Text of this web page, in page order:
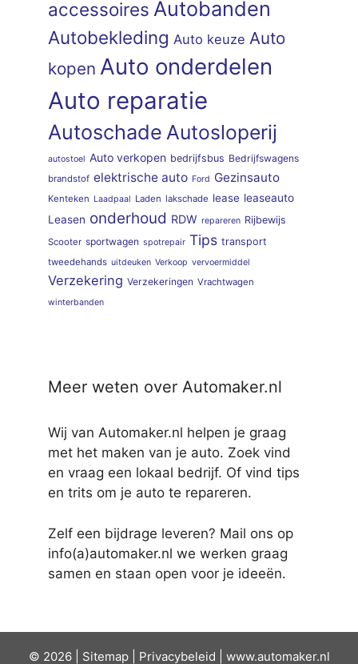
accessoires Autobanden
Autobekleding Auto keuze Auto
kopen Auto onderdelen
Auto reparatie
Autoschade Autosloperij
autostoel Auto verkopen bedrijfsbus Bedrijfswagens
brandstof elektrische auto Ford Gezinsauto
Kenteken Laadpaal Laden lakschade lease leaseauto
Leasen onderhoud RDW repareren Rijbewijs
Scooter sportwagen spotrepair Tips transport
tweedehands uitdeuken Verkoop vervoermiddel
Verzekering Verzekeringen Vrachtwagen
winterbanden
Meer weten over Automaker.nl
Wij van Automaker.nl helpen je graag
met het maken van je auto. Zoek vind
en vraag een lokaal bedrijf. Of vind tips
en trits om je auto te repareren.
Zelf een bijdrage leveren? Mail ons op
info(a)automaker.nl we werken graag
samen en staan open voor je ideeën.
© 2026 | Sitemap| Privacybeleid www.automaker.nl